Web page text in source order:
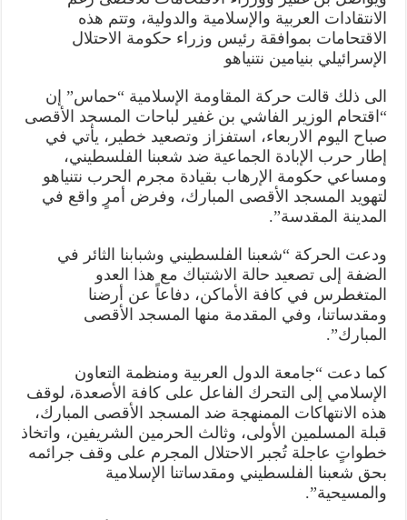
الانتقادات العربية والإسلامية والدولية، وتتم هذه
الاقتحامات بموافقة رئيس وزراء حكومة الاحتلال
الإسرائيلي بنيامين نتنياهو
الى ذلك قالت حركة المقاومة الإسلامية “حماس” إن
“اقتحام الوزير الفاشي بن غفير لباحات المسجد الأقصى
صباح اليوم الاربعاء، استفزاز وتصعيد خطير، يأتي في
إطار حرب الإبادة الجماعية ضد شعبنا الفلسطيني،
ومساعي حكومة الإرهاب بقيادة مجرم الحرب نتنياهو
لتهويد المسجد الأقصى المبارك، وفرض أمرٍ واقع في
المدينة المقدسة”.
ودعت الحركة “شعبنا الفلسطيني وشبابنا الثائر في
الضفة إلى تصعيد حالة الاشتباك مع هذا العدو
المتغطرس في كافة الأماكن، دفاعاً عن أرضنا
ومقدساتنا، وفي المقدمة منها المسجد الأقصى
المبارك”.
كما دعت “جامعة الدول العربية ومنظمة التعاون
الإسلامي إلى التحرك الفاعل على كافة الأصعدة، لوقف
هذه الانتهاكات الممنهجة ضد المسجد الأقصى المبارك،
قبلة المسلمين الأولى، وثالث الحرمين الشريفين، واتخاذ
خطواتٍ عاجلة تُجبر الاحتلال المجرم على وقف جرائمه
بحق شعبنا الفلسطيني ومقدساتنا الإسلامية
والمسيحية”.